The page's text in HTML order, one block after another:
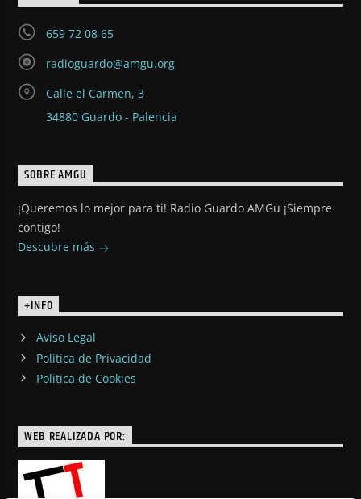
659 72 08 65
radioguardo@amgu.org
Calle el Carmen, 3
34880 Guardo - Palencia
SOBRE AMGU
¡Queremos lo mejor para ti! Radio Guardo AMGu ¡Siempre
contigo!
Descubre más
+INFO
Aviso Legal
Politica de Privacidad
Politica de Cookies
WEB REALIZADA POR: